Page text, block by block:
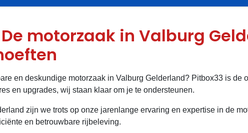
motorzaak in Valburg
en deskundige motorzaak in Valburg Gelderland? Pitbox33 is de
en upgrades, wij staan klaar om je te ondersteunen.
zijn we trots op onze jarenlange ervaring en expertise in de
en betrouwbare rijbeleving.